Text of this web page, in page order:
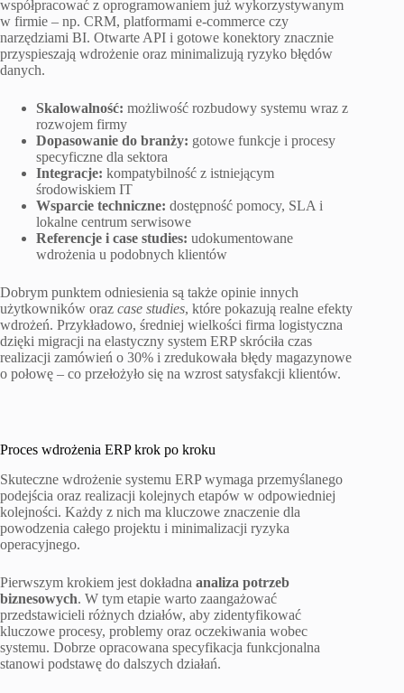
współpracować z oprogramowaniem już wykorzystywanym
w firmie – np. CRM, platformami e-commerce czy
narzędziami BI. Otwarte API i gotowe konektory znacznie
przyspieszają wdrożenie oraz minimalizują ryzyko błędów
danych.
Skalowalność: możliwość rozbudowy systemu wraz z
rozwojem firmy
Dopasowanie do branży: gotowe funkcje i procesy
specyficzne dla sektora
Integracje: kompatybilność z istniejącym
środowiskiem IT
Wsparcie techniczne: dostępność pomocy, SLA i
lokalne centrum serwisowe
Referencje i case studies: udokumentowane
wdrożenia u podobnych klientów
Dobrym punktem odniesienia są także opinie innych
użytkowników oraz case studies, które pokazują realne efekty
wdrożeń. Przykładowo, średniej wielkości firma logistyczna
dzięki migracji na elastyczny system ERP skróciła czas
realizacji zamówień o 30% i zredukowała błędy magazynowe
o połowę – co przełożyło się na wzrost satysfakcji klientów.
Proces wdrożenia ERP krok po kroku
Skuteczne wdrożenie systemu ERP wymaga przemyślanego
podejścia oraz realizacji kolejnych etapów w odpowiedniej
kolejności. Każdy z nich ma kluczowe znaczenie dla
powodzenia całego projektu i minimalizacji ryzyka
operacyjnego.
Pierwszym krokiem jest dokładna analiza potrzeb
biznesowych. W tym etapie warto zaangażować
przedstawicieli różnych działów, aby zidentyfikować
kluczowe procesy, problemy oraz oczekiwania wobec
systemu. Dobrze opracowana specyfikacja funkcjonalna
stanowi podstawę do dalszych działań.